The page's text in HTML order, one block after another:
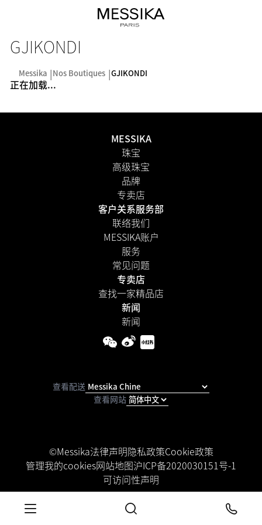
GJIKONDI
Messika Nos Boutiques GJIKONDI
正在加载...
MESSIKA
珠宝
高级珠宝
品牌
专卖店
客户关系服务部
联络我们
MESSIKA账户
服务
常见问题
专卖店
查找一家精品店
新闻
新闻
©Messika法律声明隐私政策Cookie政策
管理我的cookies网站地图沪ICP备2020030151号-1
可访问性声明
查看配送
查看网站